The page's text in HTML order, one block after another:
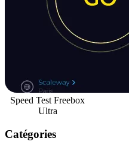
Speed Test Freebox
Ultra
Catégories